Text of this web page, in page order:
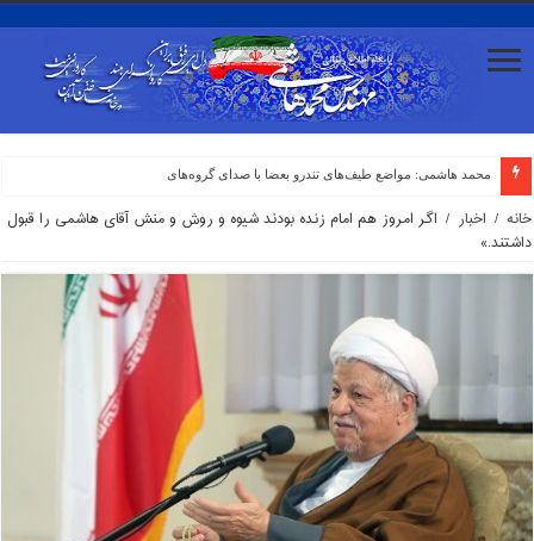
محمد هاشمی: مواضع طیف‌های تندرو بعضا با صدای گروه‌های اپوزیسیون همر
خانه / اخبار / اگر امروز هم امام زنده بودند شیوه و روش و منش آقای هاشمی را قبول
داشتند.»